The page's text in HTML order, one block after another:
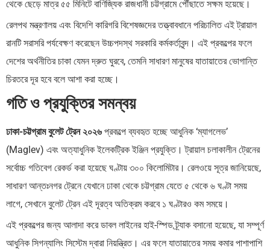
থেকে ছেড়ে মাত্র ৫৫ মিনিটে বাণিজ্যিক রাজধানী চট্টগ্রামে পৌঁছাতে সক্ষম হয়েছে।
রেলপথ মন্ত্রণালয় এবং বিদেশি কারিগরি বিশেষজ্ঞদের তত্ত্বাবধানে পরিচালিত এই ট্রায়াল
রানটি সরাসরি পর্যবেক্ষণ করেছেন উচ্চপদস্থ সরকারি কর্মকর্তাবৃন্দ। এই প্রকল্পের ফলে
দেশের অর্থনীতির চাকা যেমন দ্রুত ঘুরবে, তেমনি সাধারণ মানুষের যাতায়াতের ভোগান্তি
চিরতরে দূর হবে বলে আশা করা হচ্ছে।
গতি ও প্রযুক্তির সমন্বয়
ঢাকা-চট্টগ্রাম বুলেট ট্রেন ২০২৬ প্রকল্পে ব্যবহৃত হচ্ছে আধুনিক ‘ম্যাগলেভ’
(Maglev) এবং অত্যাধুনিক ইলেকট্রিক ইঞ্জিন প্রযুক্তি। ট্রায়াল চলাকালীন ট্রেনের
সর্বোচ্চ গতিবেগ রেকর্ড করা হয়েছে ঘণ্টায় ৩০০ কিলোমিটার। রেলওয়ে সূত্র জানিয়েছে,
সাধারণ আন্তঃনগর ট্রেনে যেখানে ঢাকা থেকে চট্টগ্রাম যেতে ৫ থেকে ৬ ঘণ্টা সময়
লাগে, সেখানে বুলেট ট্রেন এই দূরত্ব অতিক্রম করবে ১ ঘণ্টারও কম সময়ে।
এই প্রকল্পের জন্য আলাদা করে ডাবল লাইনের হাই-স্পিড ট্র্যাক বসানো হয়েছে, যা সম্পূর্ণ
আধুনিক সিগন্যালিং সিস্টেম দ্বারা নিয়ন্ত্রিত। এর ফলে যাতায়াতের সময় কমার পাশাপাশি